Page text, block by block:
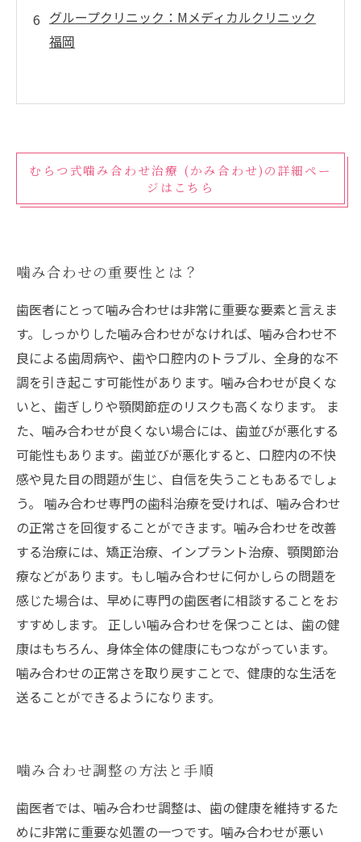
グループクリニック：Mメディカルクリニック
福岡
むらつ式噛み合わせ治療 (かみ合わせ)の詳細ペー
ジはこちら
噛み合わせの重要性とは？
歯医者にとって噛み合わせは非常に重要な要素と言えま
す。しっかりした噛み合わせがなければ、噛み合わせ不
良による歯周病や、歯や口腔内のトラブル、全身的な不
調を引き起こす可能性があります。噛み合わせが良くな
いと、歯ぎしりや顎関節症のリスクも高くなります。 ま
た、噛み合わせが良くない場合には、歯並びが悪化する
可能性もあります。歯並びが悪化すると、口腔内の不快
感や見た目の問題が生じ、自信を失うこともあるでしょ
う。 噛み合わせ専門の歯科治療を受ければ、噛み合わせ
の正常さを回復することができます。噛み合わせを改善
する治療には、矯正治療、インプラント治療、顎関節治
療などがあります。もし噛み合わせに何かしらの問題を
感じた場合は、早めに専門の歯医者に相談することをお
すすめします。 正しい噛み合わせを保つことは、歯の健
康はもちろん、身体全体の健康にもつながっています。
噛み合わせの正常さを取り戻すことで、健康的な生活を
送ることができるようになります。
噛み合わせ調整の方法と手順
歯医者では、噛み合わせ調整は、歯の健康を維持するた
めに非常に重要な処置の一つです。噛み合わせが悪い